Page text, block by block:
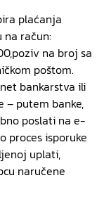
plaćanja
račun:
na broj sa
poštom.
bankarstva ili
– putem banke,
poslati na e-
proces isporuke
uplati,
naručene